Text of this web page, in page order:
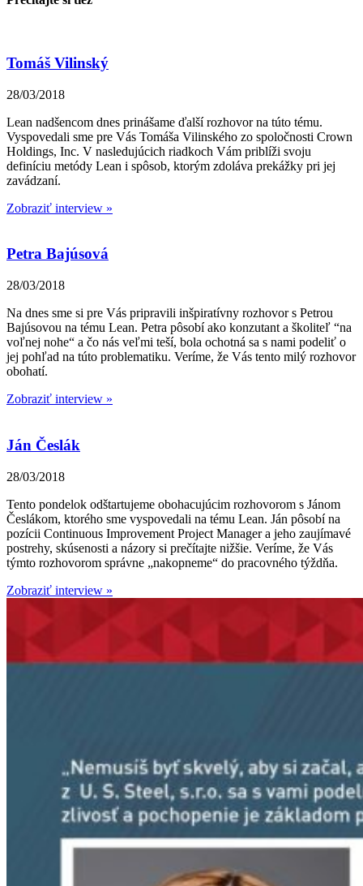
Tomáš Vilinský
28/03/2018
Lean nadšencom dnes prinášame ďalší rozhovor na túto tému.
Vyspovedali sme pre Vás Tomáša Vilinského zo spoločnosti Crown
Holdings, Inc. V nasledujúcich riadkoch Vám priblíži svoju
definíciu metódy Lean i spôsob, ktorým zdoláva prekážky pri jej
zavádzaní.
Zobraziť interview »
Petra Bajúsová
28/03/2018
Na dnes sme si pre Vás pripravili inšpiratívny rozhovor s Petrou
Bajúsovou na tému Lean. Petra pôsobí ako konzutant a školiteľ “na
voľnej nohe“ a čo nás veľmi teší, bola ochotná sa s nami podeliť o
jej pohľad na túto problematiku. Veríme, že Vás tento milý rozhovor
obohatí.
Zobraziť interview »
Ján Česlák
28/03/2018
Tento pondelok odštartujeme obohacujúcim rozhovorom s Jánom
Česlákom, ktorého sme vyspovedali na tému Lean. Ján pôsobí na
pozícii Continuous Improvement Project Manager a jeho zaujímavé
postrehy, skúsenosti a názory si prečítajte nižšie. Veríme, že Vás
týmto rozhovorom správne „nakopneme“ do pracovného týždňa.
Zobraziť interview »